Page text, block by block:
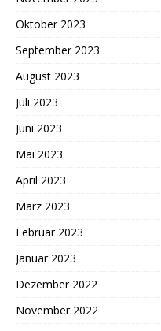
Oktober 2023
September 2023
August 2023
Juli 2023
Juni 2023
Mai 2023
April 2023
März 2023
Februar 2023
Januar 2023
Dezember 2022
November 2022